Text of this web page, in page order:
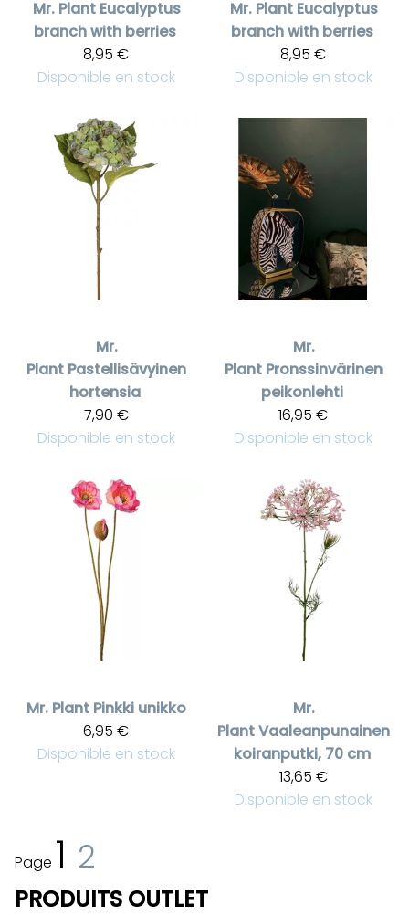
Mr. Plant Eucalyptus
branch with berries
8,95 €
Disponible en stock
Mr. Plant Eucalyptus
branch with berries
8,95 €
Disponible en stock
Mr.
Plant Pastellisävyinen
hortensia
7,90 €
Disponible en stock
Mr.
Plant Pronssinvärinen
peikonlehti
16,95 €
Disponible en stock
Mr. Plant Pinkki unikko
6,95 €
Disponible en stock
Mr.
PlantVaaleanpunainen
koiranputki, 70 cm
13,65 €
Disponible en stock
Page 1 2
PRODUITS OUTLET